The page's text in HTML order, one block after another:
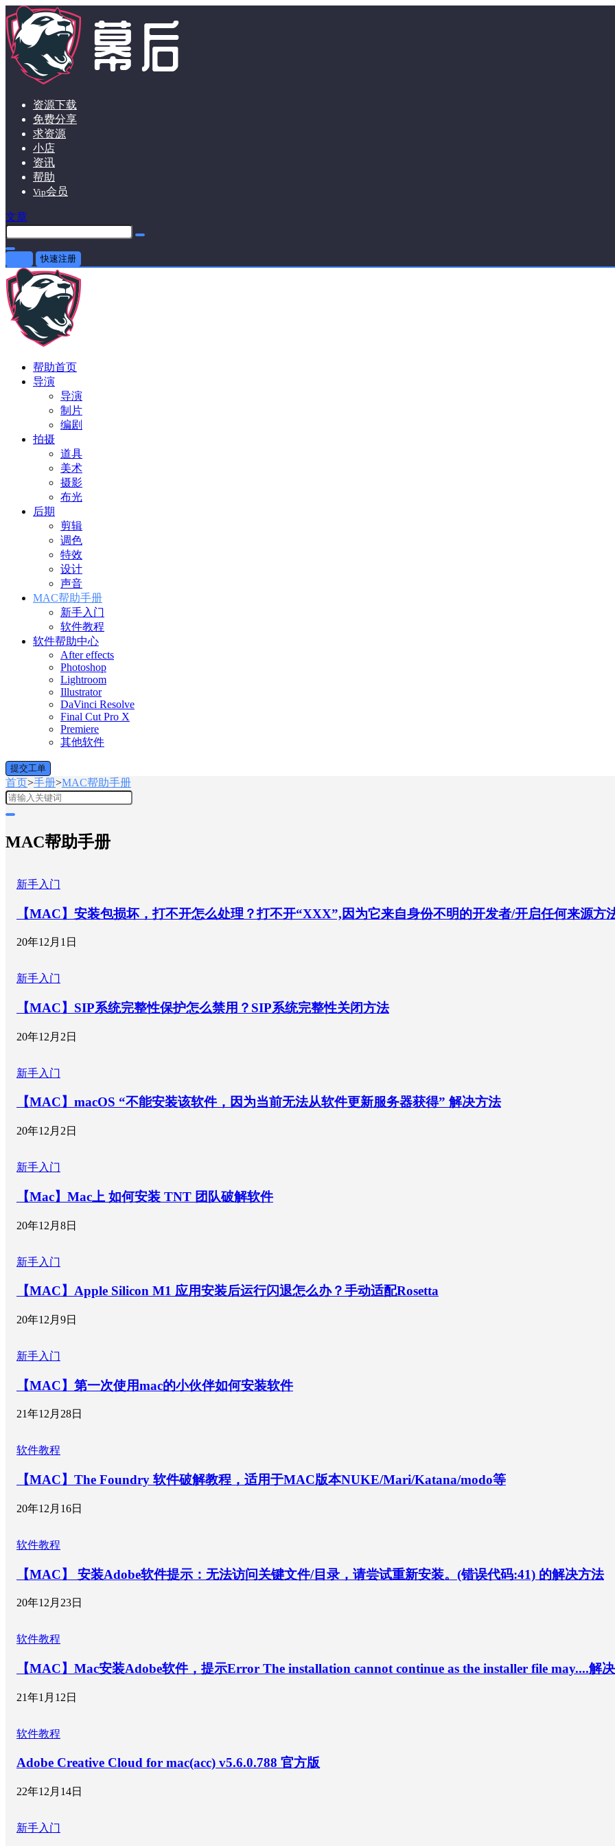
资源下载
免费分享
求资源
小店
资讯
帮助
Vip会员
文章
快速注册
帮助首页
导演
导演
制片
编剧
拍摄
道具
美术
摄影
布光
后期
剪辑
调色
特效
设计
声音
MAC帮助手册
新手入门
软件教程
软件帮助中心
After effects
Photoshop
Lightroom
Illustrator
DaVinci Resolve
Final Cut Pro X
Premiere
其他软件
提交工单
首页>手册>MAC帮助手册
MAC帮助手册
新手入门
【MAC】安装包损坏，打不开怎么处理？打不开“XXX”,因为它来自身份不明的开发者/开启任何来源方
20年12月1日
新手入门
【MAC】SIP系统完整性保护怎么禁用？SIP系统完整性关闭方法
20年12月2日
新手入门
【MAC】macOS “不能安装该软件，因为当前无法从软件更新服务器获得” 解决方法
20年12月2日
新手入门
【Mac】Mac上 如何安装 TNT 团队破解软件
20年12月8日
新手入门
【MAC】Apple Silicon M1 应用安装后运行闪退怎么办？手动适配Rosetta
20年12月9日
新手入门
【MAC】第一次使用mac的小伙伴如何安装软件
21年12月28日
软件教程
【MAC】The Foundry 软件破解教程，适用于MAC版本NUKE/Mari/Katana/modo等
20年12月16日
软件教程
【MAC】 安装Adobe软件提示：无法访问关键文件/目录，请尝试重新安装。(错误代码:41) 的解决方法
20年12月23日
软件教程
【MAC】Mac安装Adobe软件，提示Error The installation cannot continue as the installer file may....解
21年1月12日
软件教程
Adobe Creative Cloud for mac(acc) v5.6.0.788 官方版
22年12月14日
新手入门